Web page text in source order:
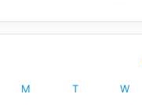
M T W